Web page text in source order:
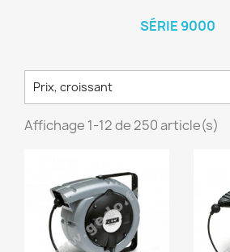
SÉRIE 9000
Prix, croissant
Affichage 1-12 de 250 article(s)